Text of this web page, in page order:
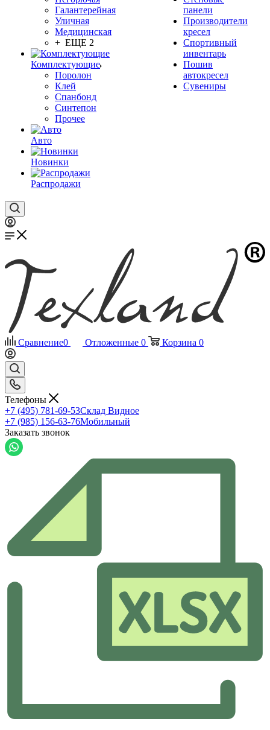
Галантерейная
Уличная
Медицинская
+ ЕЩЕ 2
Комплектующие
Поролон
Клей
Спанбонд
Синтепон
Прочее
Авто
Новинки
Распродажи
панели
Производители
кресел
Спортивный
инвентарь
Пошив
автокресел
Сувениры
Сравнение0 Отложенные 0 Корзина 0
Телефоны
+7 (495) 781-69-53Склад Видное
+7 (985) 156-63-76Мобильный
Заказать звонок